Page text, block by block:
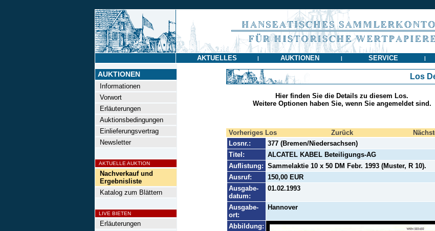
AKTUELLES | AUKTIONEN | SERVICE |
AUKTIONEN
Informationen
Vorwort
Erläuterungen
Auktionsbedingungen
Einlieferungsvertrag
Newsletter
AKTUELLE AUKTION
Nachverkauf und
Ergebnisliste
Katalog zum Blättern
LIVE BIETEN
Erläuterungen
Los
Hier finden Sie die Details zu diesem Los.
Weitere Optionen haben Sie, wenn Sie angemeldet sind.
Vorheriges Los Zurück
Losnr.:
377 (Bremen/Niedersachsen)
Titel:
ALCATEL KABEL Beteiligungs-AG
Auflistung: Sammelaktie 10 x 50 DM Febr. 1993 (Muster, R 10).
Ausruf:
150,00 EUR
Ausgabe-
datum:
01.02.1993
Ausgabe-
ort:
Hannover
Abbildung: